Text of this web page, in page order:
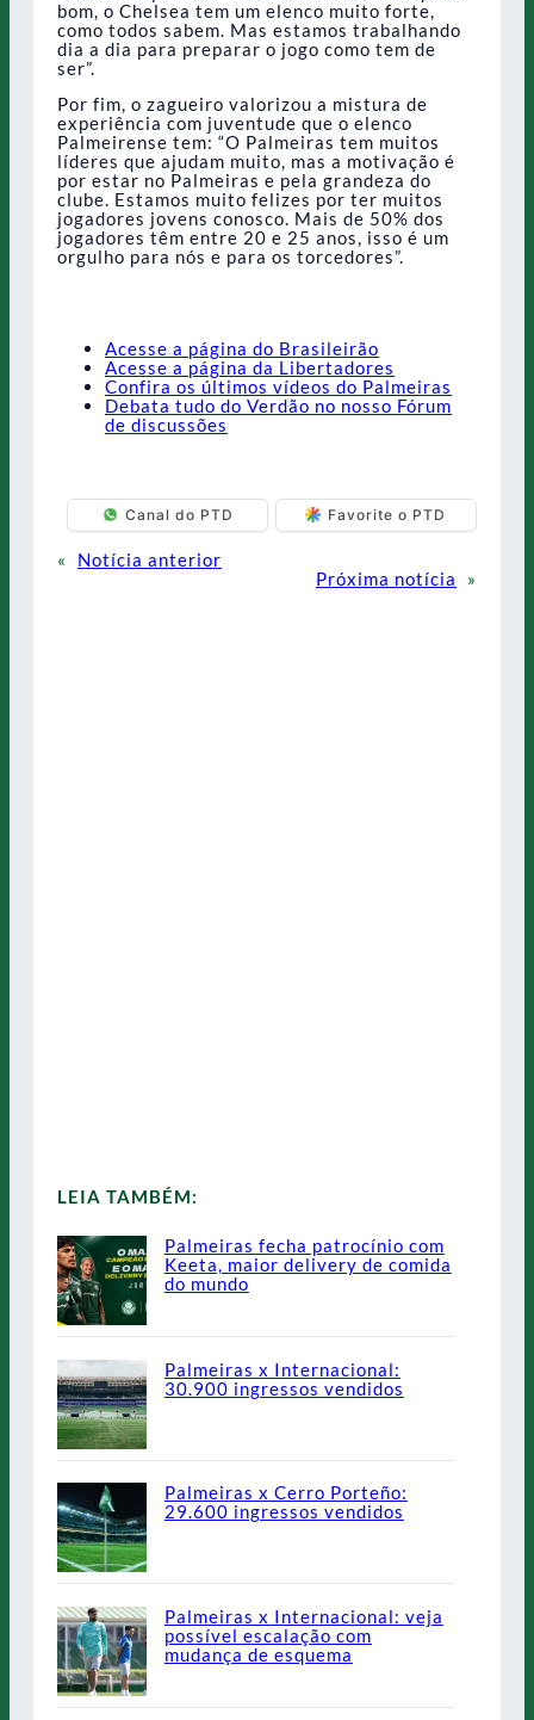
bom, o Chelsea tem um elenco muito forte,
como todos sabem. Mas estamos trabalhando
dia a dia para preparar o jogo como tem de
ser”.
Por fim, o zagueiro valorizou a mistura de
experiência com juventude que o elenco
Palmeirense tem: “O Palmeiras tem muitos
líderes que ajudam muito, mas a motivação é
por estar no Palmeiras e pela grandeza do
clube. Estamos muito felizes por ter muitos
jogadores jovens conosco. Mais de 50% dos
jogadores têm entre 20 e 25 anos, isso é um
orgulho para nós e para os torcedores”.
Acesse a página do Brasileirão
Acesse a página da Libertadores
Confira os últimos vídeos do Palmeiras
Debata tudo do Verdão no nosso Fórum
de discussões
Canal do PTD Favorite o PTD
«
Notícia anterior
Próxima notícia
»
LEIA TAMBÉM:
Palmeiras fecha patrocínio com
Keeta, maior delivery de comida
do mundo
Palmeiras x Internacional:
30.900 ingressos vendidos
Palmeiras x Cerro Porteño:
29.600 ingressos vendidos
Palmeiras x Internacional: veja
possível escalação com
mudança de esquema